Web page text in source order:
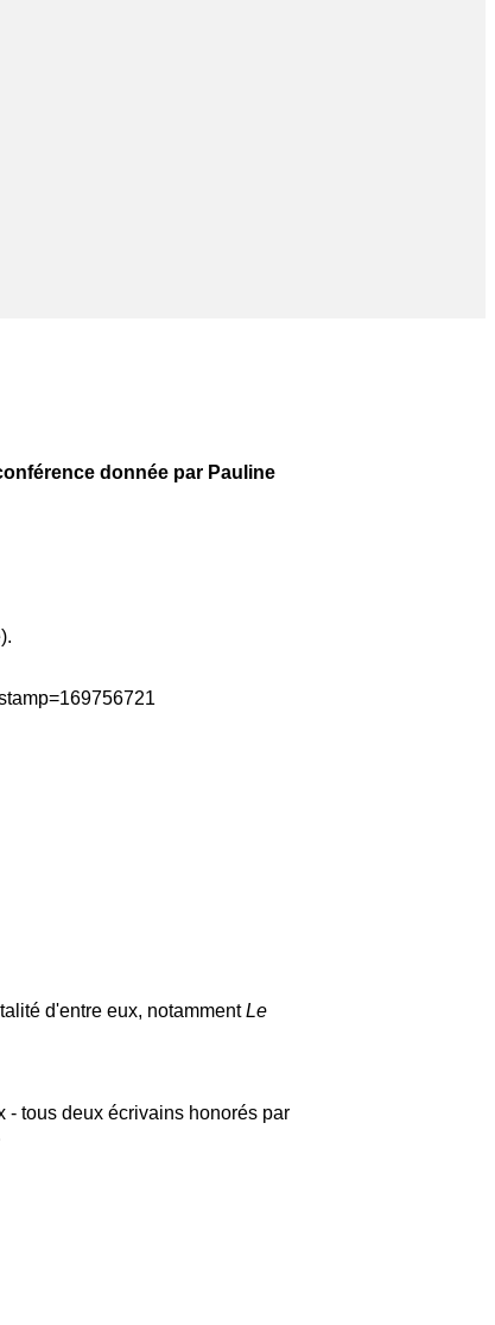
donnée par Pauline
d'entre eux, notammentLe
- tous deux écrivains honorés par